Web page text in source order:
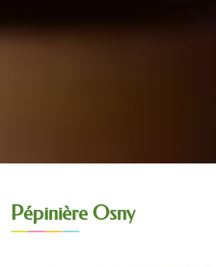
Pépinière Osny